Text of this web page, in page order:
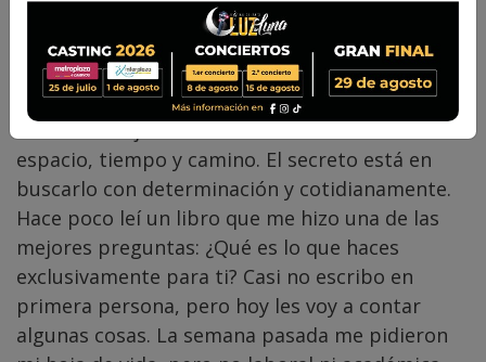
PUNTUALOjalá cada uno encontrara su
espacio, tiempo y camino. El secreto está en
buscarlo con determinación y cotidianamente.
Hace poco leí un libro que me hizo una de las
mejores preguntas: ¿Qué es lo que haces
exclusivamente para ti? Casi no escribo en
primera persona, pero hoy les voy a contar
algunas cosas. La semana pasada me pidieron